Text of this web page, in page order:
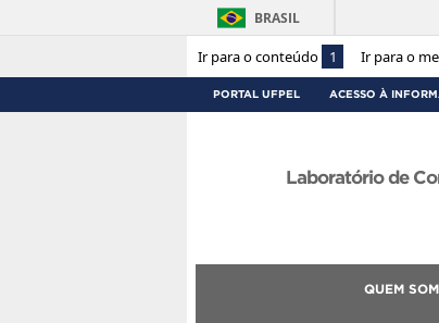
Ir para o conteúdo 1 Ir para o
BRASIL
PORTAL UFPEL ACESSO À
Laboratório de
QUEM